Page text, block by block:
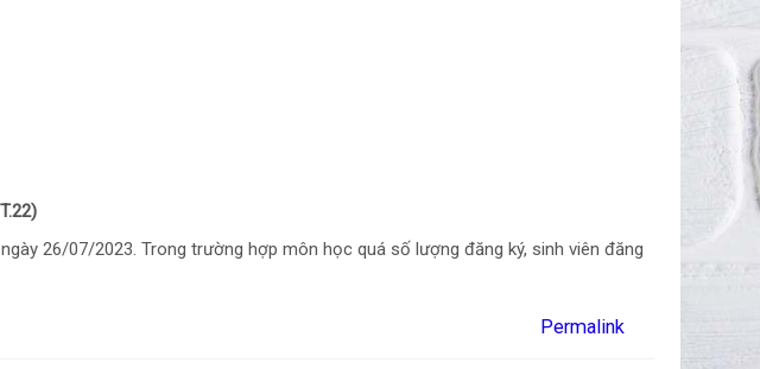
26/07/2023. Trong trường hợp môn học quá số lượng đăng ký, sinh viên đăng
Permalink